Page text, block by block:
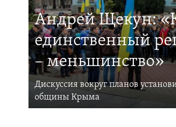
Андрей Щекун:
единственный
– меньшинство»
Дискуссия вокруг планов
общины Крыма